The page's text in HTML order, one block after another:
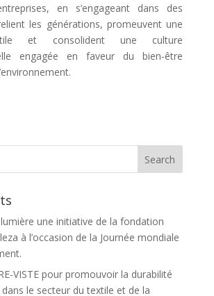
en s’engageant dans des
les générations, promeuvent une
et consolident une culture
engagée en faveur du bien-être
une initiative de la fondation
à l’occasion de la Journée mondiale
VISTE pour promouvoir la durabilité
le secteur du textile et de la